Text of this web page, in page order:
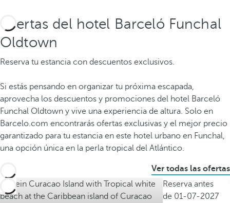
Ofertas del hotel Barceló Funchal
Oldtown
Reserva tu estancia con descuentos exclusivos.
Si estás pensando en organizar tu próxima escapada,
aprovecha los descuentos y promociones del hotel Barceló
Funchal Oldtown y vive una experiencia de altura. Solo en
Barcelo.com encontrarás ofertas exclusivas y el mejor precio
garantizado para tu estancia en este hotel urbano en Funchal,
una opción única en la perla tropical del Atlántico.
Ver todas las ofertas
Reserva antes
de 01-07-2027